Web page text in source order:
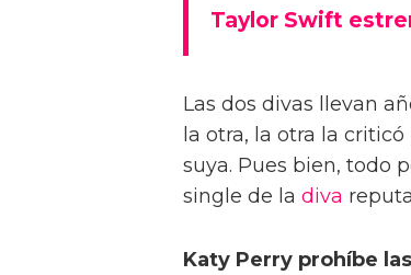
Taylor Swift
Las dos divas llevan
la otra, la otra la criticó
suya. Pues bien, todo
single de la diva
Katy Perry prohíbe